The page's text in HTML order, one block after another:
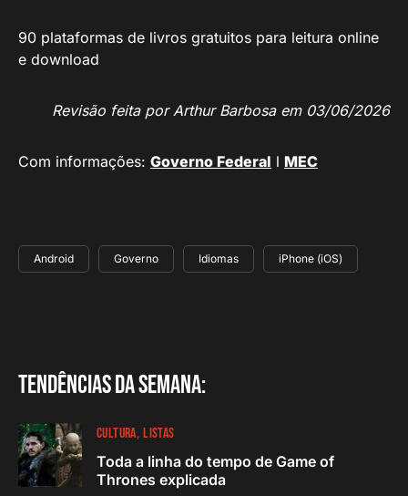
90 plataformas de livros gratuitos para leitura online
e download
Revisão feita por Arthur Barbosa em 03/06/2026
Com informações: Governo Federal l MEC
Android Governo Idiomas iPhone (iOS)
Tendências da semana:
CULTURA LISTAS
Toda a linha do tempo de Game of
Thrones explicada